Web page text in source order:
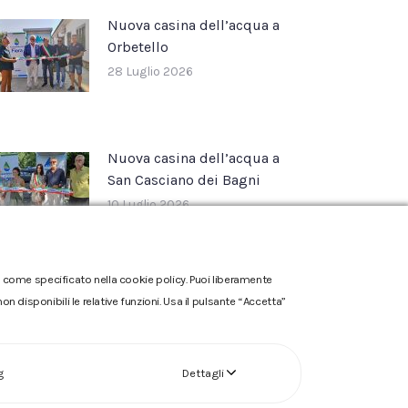
Nuova casina dell’acqua a
Orbetello
28 Luglio 2026
Nuova casina dell’acqua a
San Casciano dei Bagni
10 Luglio 2026
specificato nella cookie policy. Puoi liberamente
disponibili le relative funzioni. Usa il pulsante “Accetta”
Dettagli